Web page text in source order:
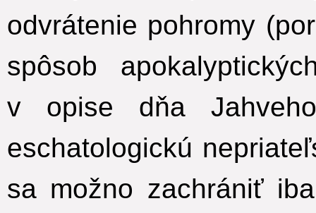
odvrátenie pohromy
spôsob
v opise dňa
eschatologickú
sa možno zachrániť